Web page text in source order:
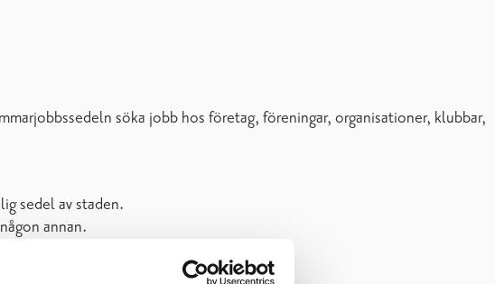
söka jobb hos företag, föreningar, organisationer, klubbar,
sedel av staden.
annan.